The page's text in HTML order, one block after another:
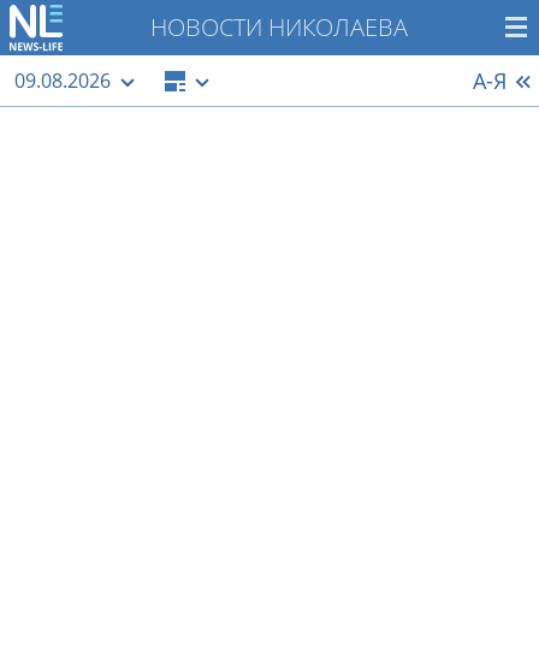
НОВОСТИ НИКОЛАЕВА
09.08.2026 А-Я